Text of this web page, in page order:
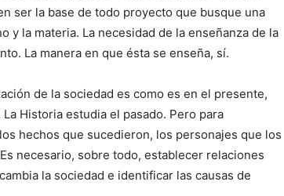
ser la base de todo proyecto que busque una
la materia. La necesidad de la enseñanza de la
La manera en que ésta se enseña, sí.
de la sociedad es como es en el presente,
Historia estudia el pasado. Pero para
hechos que sucedieron, los personajes que los
necesario, sobre todo, establecer relaciones
la sociedad e identificar las causas de